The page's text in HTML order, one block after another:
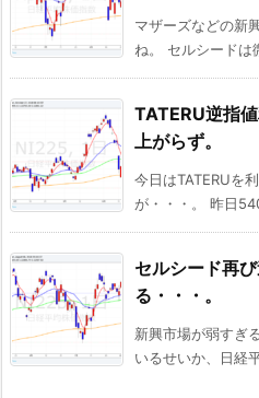
マザーズなどの新
ね。 セルシードは
TATERU逆指
上がらず。
今日はTATERUを
が・・・。 昨日
セルシード再
る・・・。
新興市場が弱すぎ
いるせいか、日経